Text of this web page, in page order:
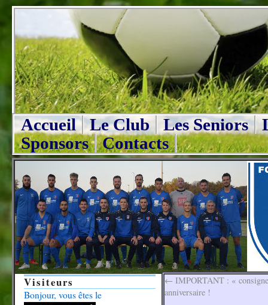
Accueil Le Club Les Seniors
Sponsors
Contacts
← IMPORTANT : «
anniversaire !
Visiteurs
Bonjour, vous êtes le